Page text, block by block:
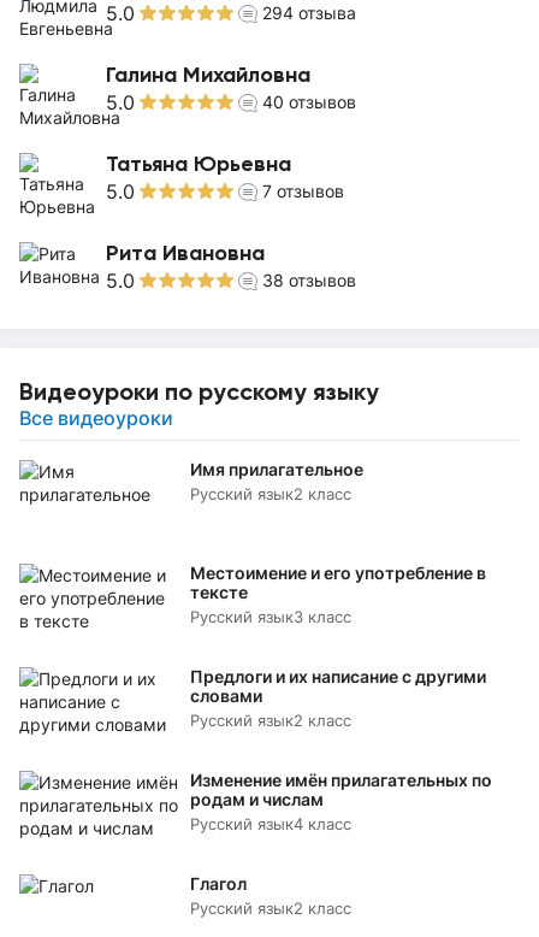
5.0 294 отзыва
Галина Михайловна
5.0 40 отзывов
Татьяна Юрьевна
5.0 7 отзывов
Рита Ивановна
5.0 38 отзывов
Видеоуроки по русскому языку
Все видеоуроки
Имя прилагательное
Русский язык2 класс
Местоимение и его употребление в
тексте
Русский язык3 класс
Предлоги и их написание с другими
словами
Русский язык2 класс
Изменение имён прилагательных по
родам и числам
Русский язык4 класс
Глагол
Русский язык2 класс